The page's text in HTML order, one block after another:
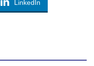
LinkedIn